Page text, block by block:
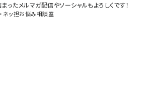
ったメルマガ配信やソーシャルもよろしくです！
・ ネッ担お悩み相談室